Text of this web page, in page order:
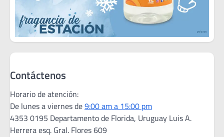
Contáctenos
Horario de atención:
De lunes a viernes de9:00 am a 15:00 pm
4353 0195 Departamento de Florida, Uruguay Luis A.
Herrera esq. Gral. Flores 609